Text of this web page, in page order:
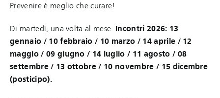
Prevenire è meglio che curare!
Di martedì, una volta al mese. Incontri 2026: 13
gennaio / 10 febbraio / 10 marzo / 14 aprile / 12
maggio / 09 giugno / 14 luglio / 11 agosto / 08
settembre / 13 ottobre / 10 novembre / 15 dicembre
(posticipo).